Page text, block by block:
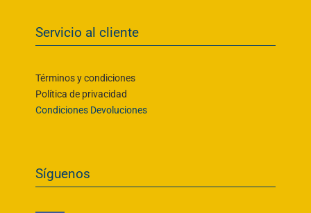
Servicio al cliente
Términos y condiciones
Política de privacidad
Condiciones Devoluciones
Síguenos